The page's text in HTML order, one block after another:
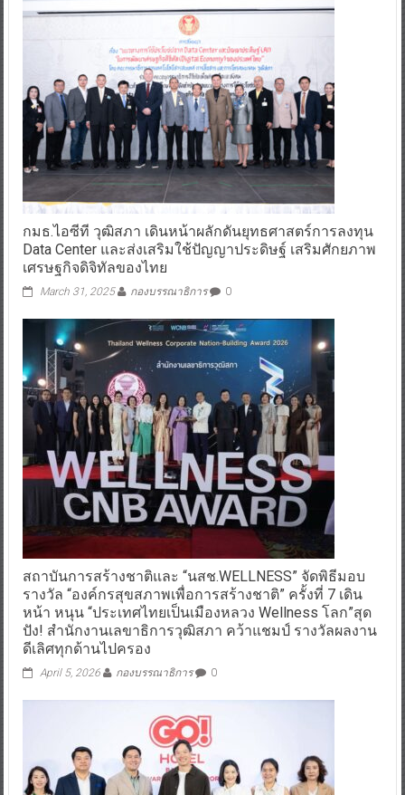
กมธ.ไอซีที วุฒิสภา เดินหน้าผลักดันยุทธศาสตร์การลงทุน
Data Center และส่งเสริมใช้ปัญญาประดิษฐ์ เสริมศักยภาพ
เศรษฐกิจดิจิทัลของไทย
March 31, 2025 กองบรรณาธิการ 0
สถาบันการสร้างชาติและ “นสช.WELLNESS” จัดพิธีมอบ
รางวัล “องค์กรสุขสภาพเพื่อการสร้างชาติ” ครั้งที่ 7 เดิน
หน้า หนุน “ประเทศไทยเป็นเมืองหลวง Wellness โลก”สุด
ปัง! สำนักงานเลขาธิการวุฒิสภา คว้าแชมป์ รางวัลผลงาน
ดีเลิศทุกด้านไปครอง
April 5, 2026 กองบรรณาธิการ 0